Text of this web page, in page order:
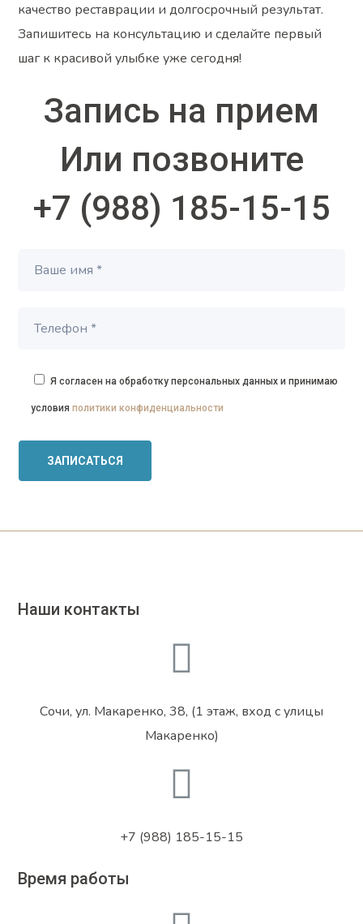
качество реставрации и долгосрочный результат.
Запишитесь на консультацию и сделайте первый
шаг к красивой улыбке уже сегодня!
Запись на прием
Или позвоните
+7 (988) 185-15-15
Я согласен на обработку персональных данных и принимаю
условияполитики конфиденциальности
Наши контакты
Сочи, ул. Макаренко, 38, (1 этаж, вход с улицы
Макаренко)
+7 (988) 185-15-15
Время работы